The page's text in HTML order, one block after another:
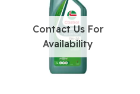
Contact Us For
Availability